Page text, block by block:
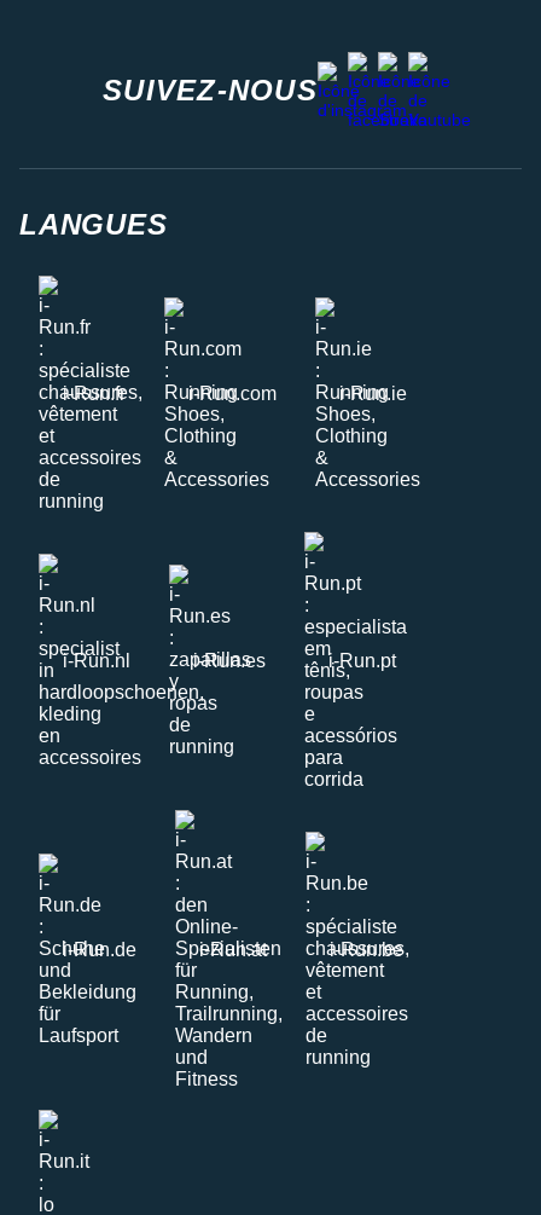
SUIVEZ-NOUS
instagram
facebook
stravayoutube
LANGUES
i-Run.fr i-Run.com i-Run.ie
i-Run.nl i-Run.es i-Run.pt
i-Run.de i-Run.at i-Run.be